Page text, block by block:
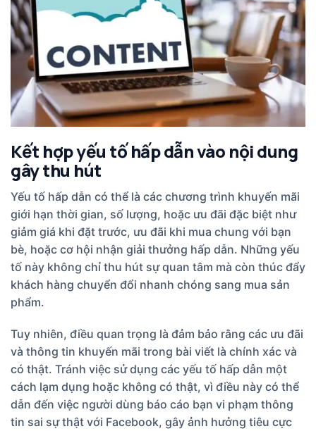
Kết hợp yếu tố hấp dẫn vào nội dung
gây thu hút
Yếu tố hấp dẫn có thể là các chương trình khuyến mãi
giới hạn thời gian, số lượng, hoặc ưu đãi đặc biệt như
giảm giá khi đặt trước, ưu đãi khi mua chung với bạn
bè, hoặc cơ hội nhận giải thưởng hấp dẫn. Những yếu
tố này không chỉ thu hút sự quan tâm mà còn thúc đẩy
khách hàng chuyển đổi nhanh chóng sang mua sản
phẩm.
Tuy nhiên, điều quan trọng là đảm bảo rằng các ưu đãi
và thông tin khuyến mãi trong bài viết là chính xác và
có thật. Tránh việc sử dụng các yếu tố hấp dẫn một
cách lạm dụng hoặc không có thật, vì điều này có thể
dẫn đến việc người dùng báo cáo bạn vi phạm thông
tin sai sự thật với Facebook, gây ảnh hưởng tiêu cực